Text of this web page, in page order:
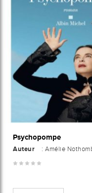
Psychopompe
Auteur : Amélie